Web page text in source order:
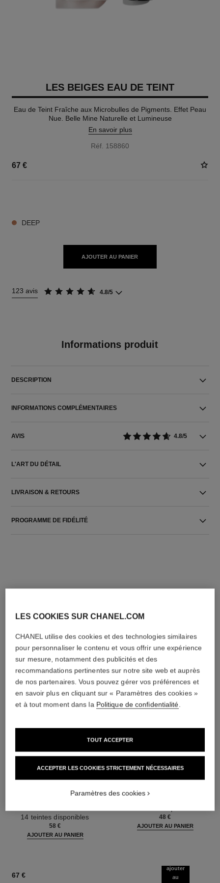
LES BEIGES EAU DE TEINT
Eau de Teint Fraîche aux Microbulles de Pigments. Effet Peau
Nue. Belle Mine Naturelle et Lumineuse
En savoir plus
Réf. 158860
67 €
DEEP
AJOUTER AU PANIER
123 avis 4.8/5
Informations produit
DESCRIPTION
INFORMATIONS COMPLÉMENTAIRES
AVIS 4.8/5
L'ART DU DÉTAIL
LIVRAISON & RETOURS
PROGRAMME DE FIDÉLITÉ
Poudre Légère, Imperceptible
Réf. 185872
14 teintes disponibles
58 €
AJOUTER AU PANIER
Courbe et Définition
48 €
AJOUTER AU PANIER
67 €
ajouter
au
LES COOKIES SUR CHANEL.COM
CHANEL utilise des cookies et des technologies similaires
pour personnaliser le contenu et vous offrir une expérience
sur mesure, notamment des publicités et des
recommandations pertinentes sur notre site web et auprès
de nos partenaires. Vous pouvez gérer vos préférences et
en savoir plus en cliquant sur « Paramètres des cookies »
et à tout moment dans la Politique de confidentialité.
ACCEPTER LES COOKIES STRICTEMENT NÉCESSAIRES
TOUT ACCEPTER
Paramètres des cookies